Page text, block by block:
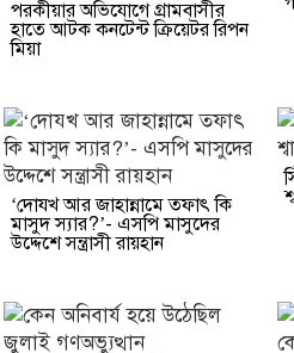
পরকীয়ার অভিযোগে গ্রামবাসীর
হাতে আটক কনটেন্ট ক্রিয়েটর রিপন
মিয়া
‘দোযখ আর জাহান্নামে তফাৎ কি
মাসুদ স্যার?’- এসপি মাসুদের
উদ্দেশে সন্ত্রাসী রায়হান